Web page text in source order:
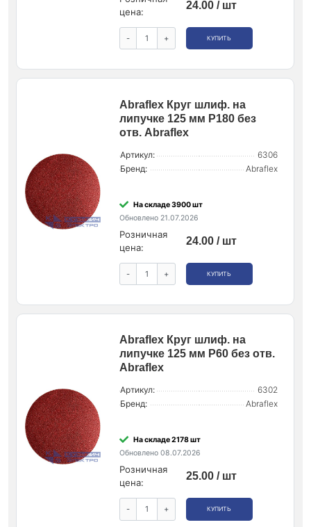
цена:
24.00 / шт
- + КУПИТЬ
Abraflex Круг шлиф. на
липучке 125 мм P180 без
отв. Abraflex
Артикул:
6306
Бренд:
Abraflex
На складе 3900 шт
Обновлено 21.07.2026
Розничная
цена:
24.00 / шт
- + КУПИТЬ
Abraflex Круг шлиф. на
липучке 125 мм P60 без отв.
Abraflex
Артикул:
6302
Бренд:
Abraflex
На складе 2178 шт
Обновлено 08.07.2026
Розничная
цена:
25.00 / шт
- + КУПИТЬ